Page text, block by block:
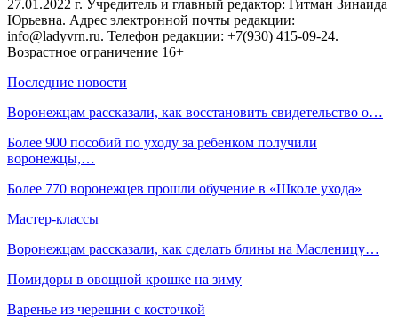
27.01.2022 г. Учредитель и главный редактор: Гитман Зинаида
Юрьевна. Адрес электронной почты редакции:
info@ladyvrn.ru. Телефон редакции: +7(930) 415-09-24.
Возрастное ограничение 16+
Последние новости
Воронежцам рассказали, как восстановить свидетельство о…
Более 900 пособий по уходу за ребенком получили
воронежцы,…
Более 770 воронежцев прошли обучение в «Школе ухода»
Мастер-классы
Воронежцам рассказали, как сделать блины на Масленицу…
Помидоры в овощной крошке на зиму
Варенье из черешни с косточкой